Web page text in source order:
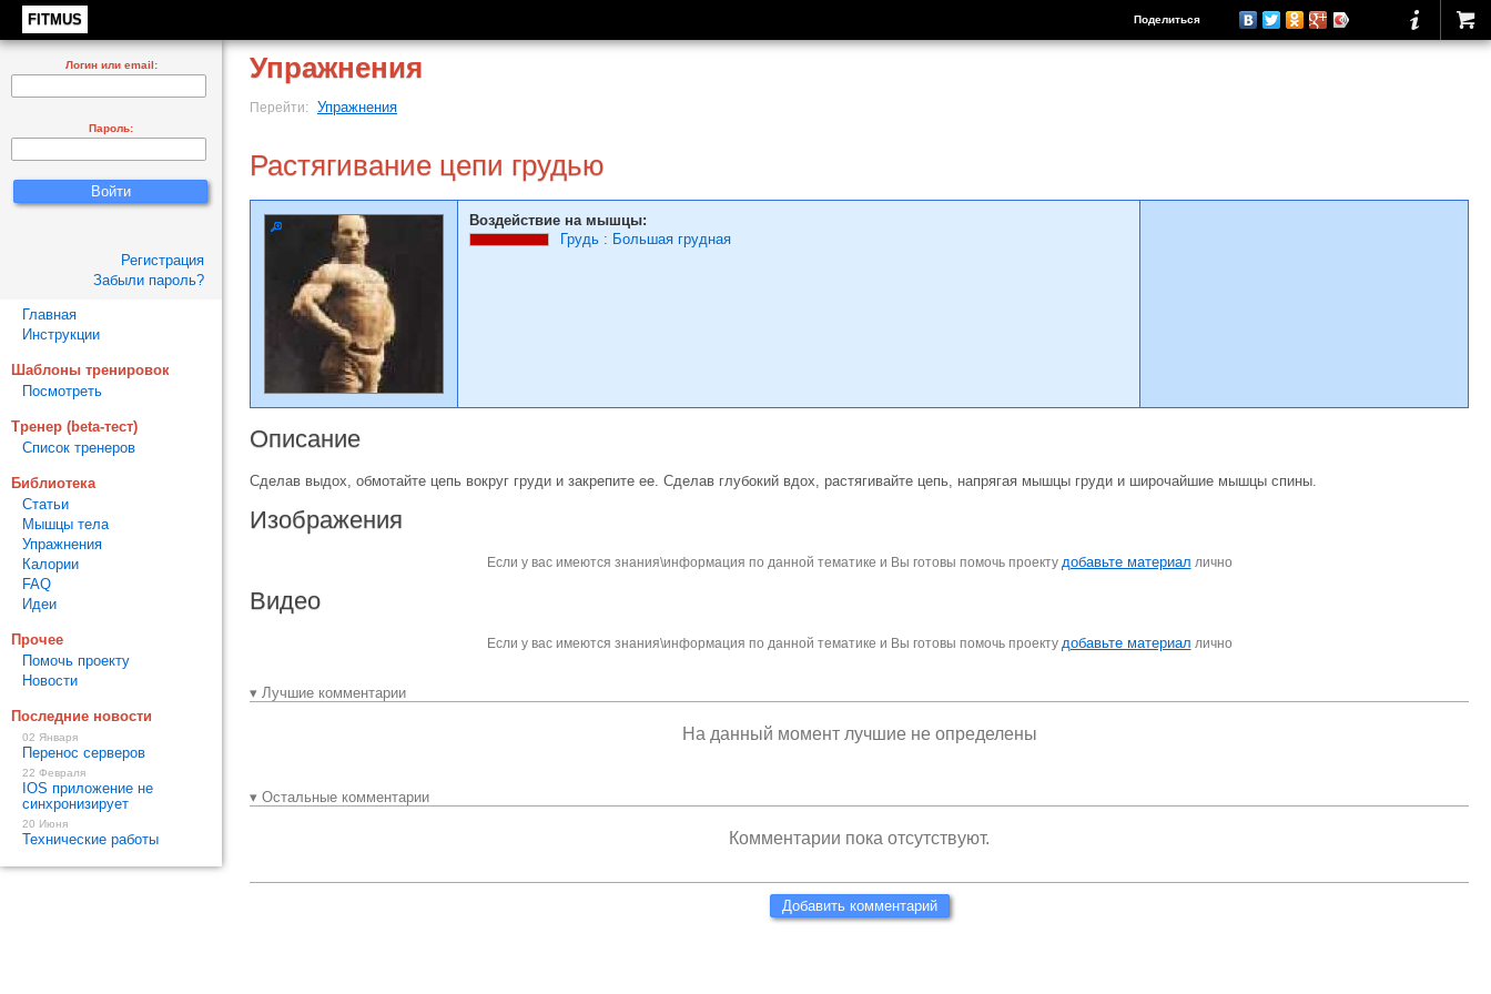
FITMUS Поделиться
Упражнения
Перейти: Упражнения
Растягивание цепи гру­дью
Воздействие на мышцы:
Грудь : Большая грудная
Описание
Сделав выдох, обмотайте цепь вокруг груди и закрепите ее. Сделав глубокий вдох, растягивайте цепь, напрягая мышцы груди и широчайшие мышцы спины.
Изображения
Если у вас имеются знания\информация по данной тематике и Вы готовы помочь проекту добавьте материал лично
Видео
Если у вас имеются знания\информация по данной тематике и Вы готовы помочь проекту добавьте материал лично
▾ Лучшие комментарии
На данный момент лучшие не определены
▾ Остальные комментарии
Комментарии пока отсутствуют.
Добавить комментарий
Логин или email:
Пароль:
Регистрация
Забыли пароль?
Главная
Инструкции
Шаблоны тренировок
Посмотреть
Тренер (beta-тест)
Список тренеров
Библиотека
Статьи
Мышцы тела
Упражнения
Калории
FAQ
Идеи
Прочее
Помочь проекту
Новости
Последние новости
02 Января
Перенос серверов
22 Февраля
IOS приложение не
синхронизирует
20 Июня
Технические работы